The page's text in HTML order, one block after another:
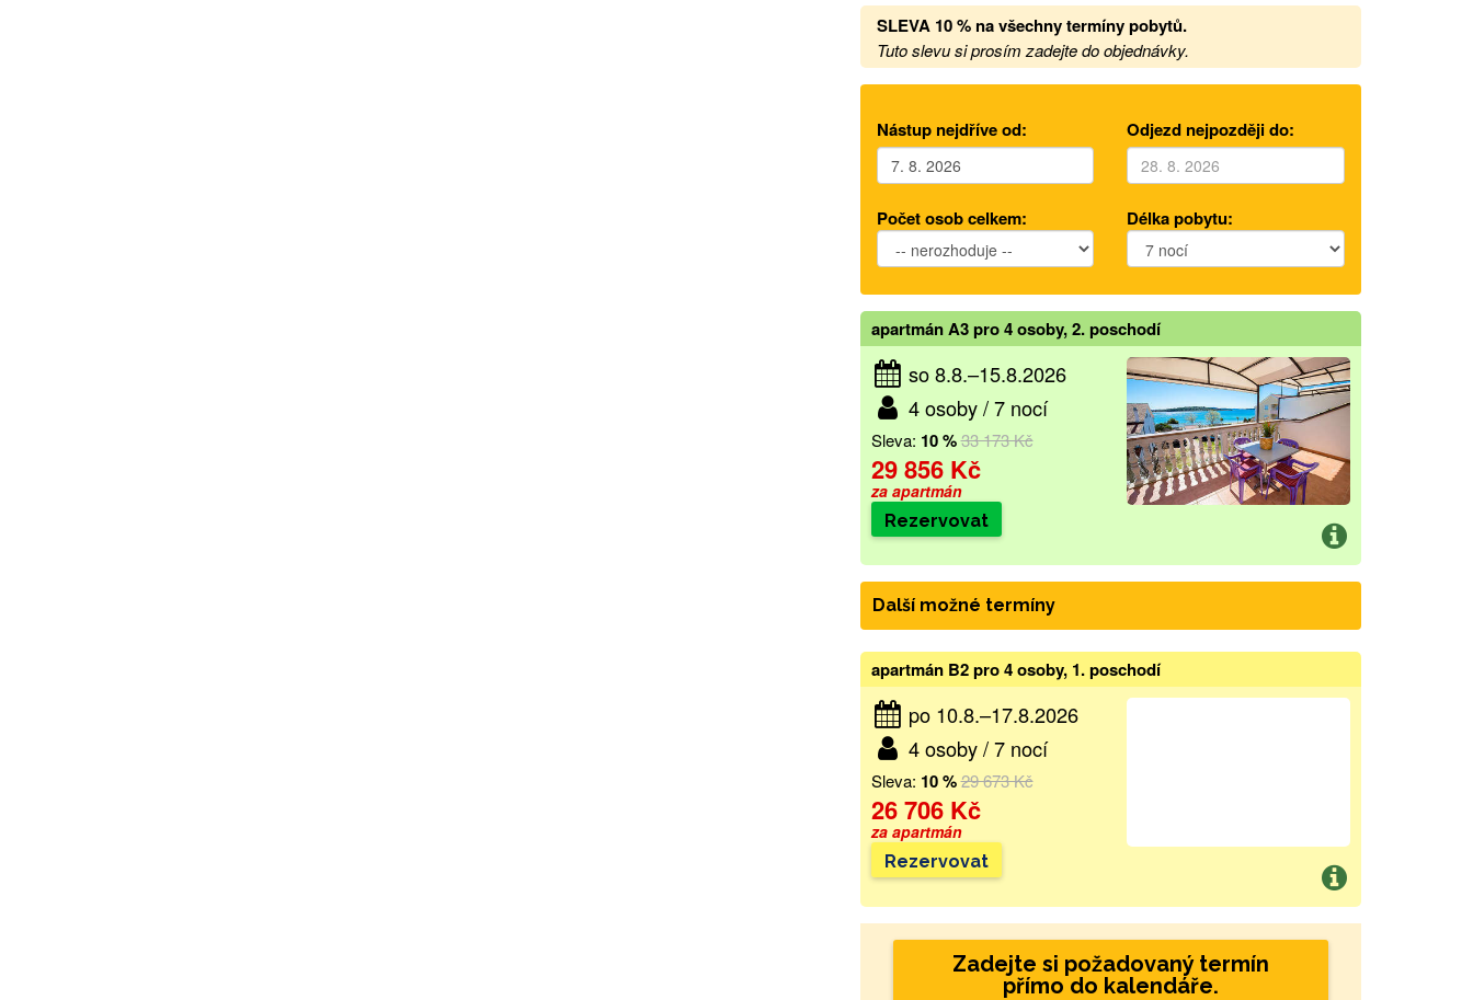
SLEVA 10 % na všechny termíny pobytů.
Tuto slevu si prosím zadejte do objednávky.
Nástup nejdříve od: Odjezd nejpozději do:
Počet osob celkem: Délka pobytu:
apartmán A3 pro 4 osoby, 2. poschodí
so 8.8.–15.8.2026
4 osoby / 7 nocí
Sleva: 10 %33 173 Kč
29 856 Kč
za apartmán
Rezervovat
Další možné termíny
apartmán B2 pro 4 osoby, 1. poschodí
po 10.8.–17.8.2026
4 osoby / 7 nocí
Sleva: 10 %29 673 Kč
26 706 Kč
za apartmán
Rezervovat
Zadejte si požadovaný termín
přímo do kalendáře.